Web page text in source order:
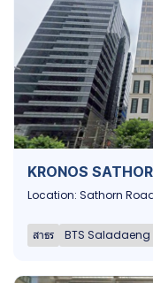
KRONOS
Location: Sathorn
สาธร BTS Saladaeng